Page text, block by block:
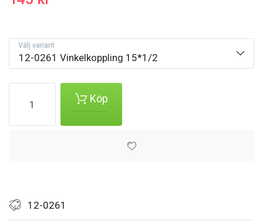
12-0261 Vinkelkoppling 15*1/2
Välj variant
Köp
12-0261